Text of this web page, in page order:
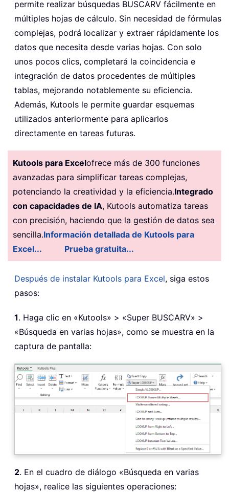
permite realizar búsquedas BUSCARV fácilmente en
múltiples hojas de cálculo. Sin necesidad de fórmulas
complejas, podrá localizar y extraer rápidamente los
datos que necesita desde varias hojas. Con solo
unos pocos clics, completará la coincidencia e
integración de datos procedentes de múltiples
tablas, mejorando notablemente su eficiencia.
Además, Kutools le permite guardar esquemas
utilizados anteriormente para aplicarlos
directamente en tareas futuras.
Kutools para Excelofrece más de 300 funciones
avanzadas para simplificar tareas complejas,
potenciando la creatividad y la eficiencia.Integrado
con capacidades de IA, Kutools automatiza tareas
con precisión, haciendo que la gestión de datos sea
sencilla.Información detallada de Kutools para
Excel...
Prueba gratuita...
Después de instalar Kutools para Excel, siga estos
pasos:
1. Haga clic en «Kutools» > «Super BUSCARV» >
«Búsqueda en varias hojas», como se muestra en la
captura de pantalla:
2. En el cuadro de diálogo «Búsqueda en varias
hojas», realice las siguientes operaciones: